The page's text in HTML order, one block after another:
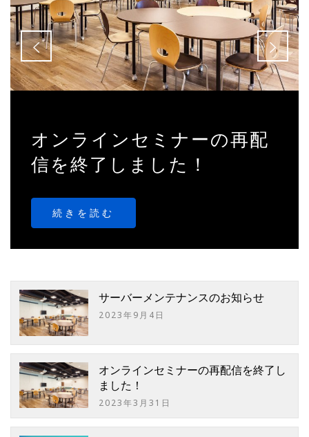
オンラインセミナーの再配
信を終了しました！
続きを読む
サーバーメンテナンスのお知らせ
2023年9月4日
オンラインセミナーの再配信を終了し
ました！
2023年3月31日